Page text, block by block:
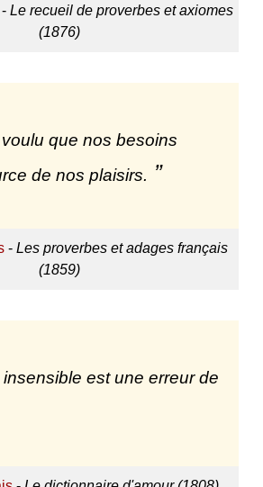
-Le recueil de proverbes et axiomes
(1876)
que nos besoins
de nos plaisirs.
- Les proverbes et adages français
(1859)
est une erreur de